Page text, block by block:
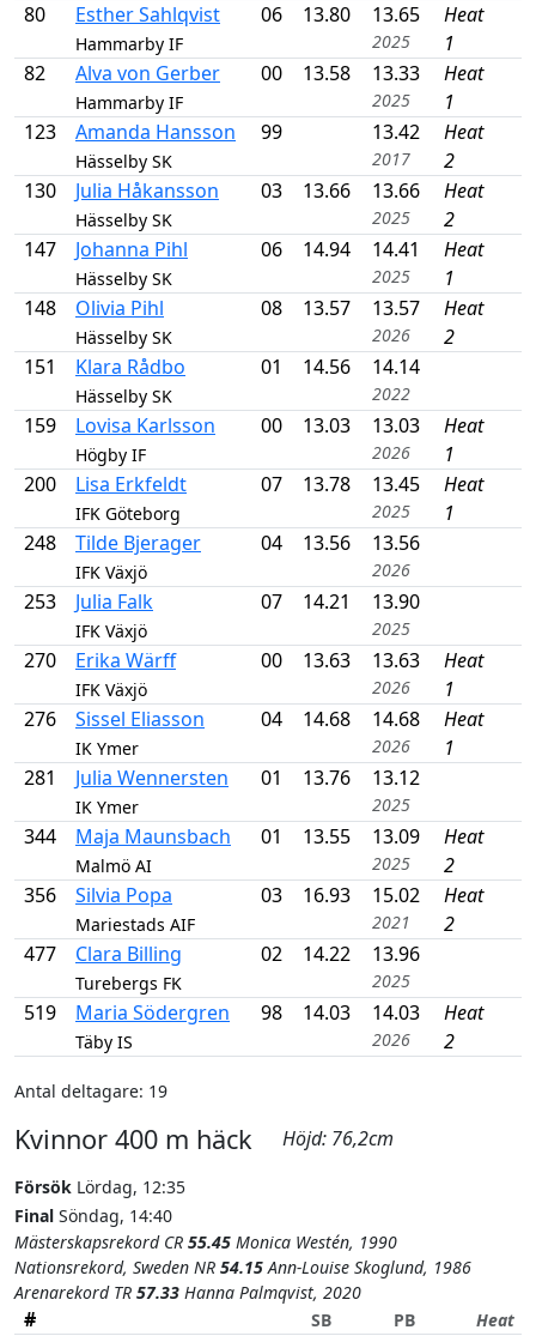
80
Esther Sahlqvist
Hammarby IF
06 13.80 13.65
2025
Heat
1
82
Alva von Gerber
Hammarby IF
00 13.58 13.33
2025
Heat
1
123
Amanda Hansson
Hässelby SK
99 13.42
2017
Heat
2
130
Julia Håkansson
Hässelby SK
03 13.66 13.66
2025
Heat
2
147
Johanna Pihl
Hässelby SK
06 14.94 14.41
2025
Heat
1
148
Olivia Pihl
Hässelby SK
08 13.57 13.57
2026
Heat
2
151
Klara Rådbo
Hässelby SK
01 14.56 14.14
2022
159 Lovisa Karlsson
Högby IF
00 13.03 13.03
2026
Heat
1
200
Lisa Erkfeldt
IFK Göteborg
07 13.78 13.45
2025
Heat
1
248
Tilde Bjerager
IFK Växjö
04 13.56 13.56
2026
253 Julia Falk
IFK Växjö
07 14.21 13.90
2025
270 Erika Wärff
IFK Växjö
00 13.63 13.63
2026
Heat
1
276
Sissel Eliasson
IK Ymer
04 14.68 14.68
2026
Heat
1
281
Julia Wennersten
IK Ymer
01 13.76 13.12
2025
344 Maja Maunsbach
Malmö AI
01 13.55 13.09
2025
Heat
2
356
Silvia Popa
Mariestads AIF
03 16.93 15.02
2021
Heat
2
477
Clara Billing
Turebergs FK
02 14.22 13.96
2025
519 Maria Södergren
Täby IS
98 14.03 14.03
2026
Heat
2
Antal deltagare: 19
Kvinnor 400 m häck Höjd: 76,2cm
Försök Lördag, 12:35
Final Söndag, 14:40
Mästerskapsrekord CR 55.45 Monica Westén, 1990
Nationsrekord, Sweden NR 54.15Ann-Louise Skoglund, 1986
Arenarekord TR 57.33 Hanna Palmqvist, 2020
# SB PB Heat